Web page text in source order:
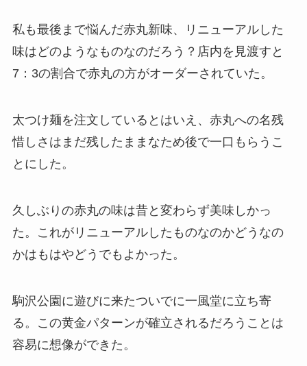
私も最後まで悩んだ赤丸新味、リニューアルした
味はどのようなものなのだろう？店内を見渡すと
7：3の割合で赤丸の方がオーダーされていた。
太つけ麺を注文しているとはいえ、赤丸への名残
惜しさはまだ残したままなため後で一口もらうこ
とにした。
久しぶりの赤丸の味は昔と変わらず美味しかっ
た。これがリニューアルしたものなのかどうなの
かはもはやどうでもよかった。
駒沢公園に遊びに来たついでに一風堂に立ち寄
る。この黄金パターンが確立されるだろうことは
容易に想像ができた。